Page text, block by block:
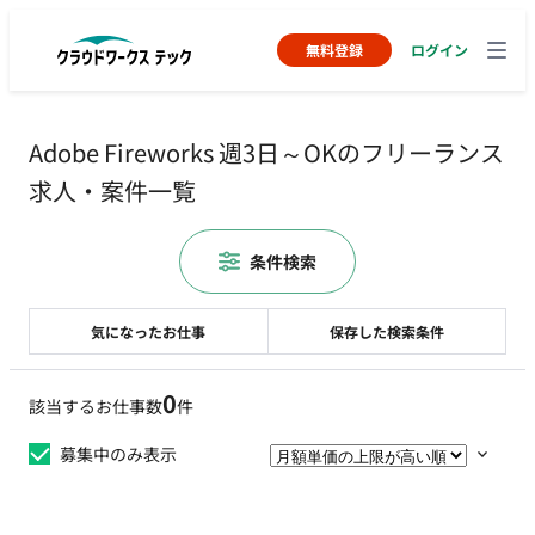
無料登録 ログイン
Adobe Fireworks 週3日～OKのフリーランス
求人・案件一覧
該当するお仕事数0件
募集中のみ表示
気になったお仕事 保存した検索条件
条件検索